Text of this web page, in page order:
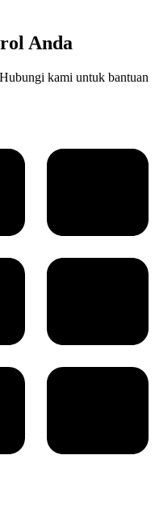
Anda
kami untuk bantuan